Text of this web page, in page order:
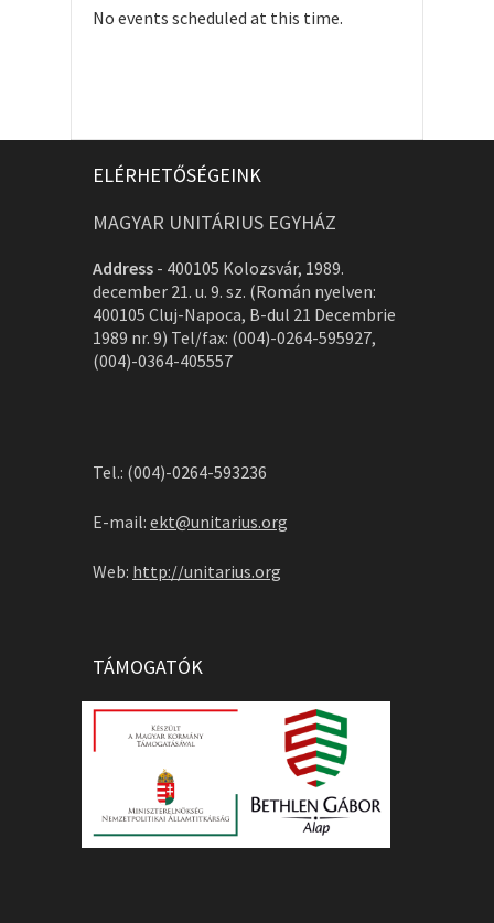
No events scheduled at this time.
ELÉRHETŐSÉGEINK
MAGYAR UNITÁRIUS EGYHÁZ
Address - 400105 Kolozsvár, 1989.
december 21. u. 9. sz. (Román nyelven:
400105 Cluj-Napoca, B-dul 21 Decembrie
1989 nr. 9) Tel/fax: (004)-0264-595927,
(004)-0364-405557
Tel.: (004)-0264-593236
E-mail: ekt@unitarius.org
Web: http://unitarius.org
TÁMOGATÓK